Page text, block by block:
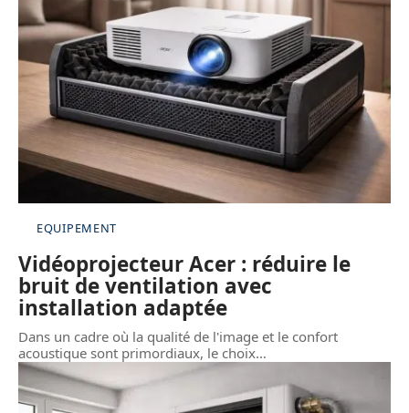
EQUIPEMENT
Vidéoprojecteur Acer : réduire le
bruit de ventilation avec
installation adaptée
Dans un cadre où la qualité de l'image et le confort
acoustique sont primordiaux, le choix…